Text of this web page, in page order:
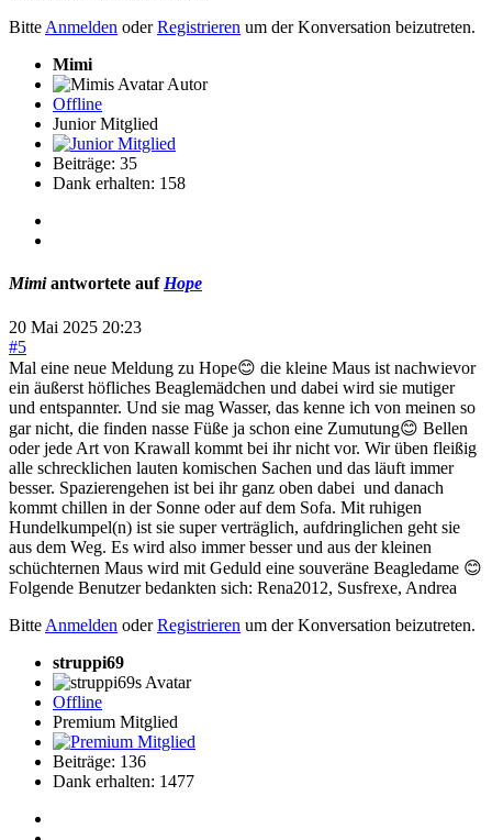
Bitte Anmelden oderRegistrieren um der Konversation beizutreten.
Mimi
Autor
Offline
Junior Mitglied
Beiträge: 35
Dank erhalten: 158
Mimiantwortete auf Hope
20 Mai 2025 20:23
#5
Mal eine neue Meldung zu Hope😊 die kleine Maus ist nachwievor
ein äußerst höfliches Beaglemädchen und dabei wird sie mutiger
und entspannter. Und sie mag Wasser, das kenne ich von meinen so
gar nicht, die finden nasse Füße ja schon eine Zumutung😊 Bellen
oder jede Art von Krawall kommt bei ihr nicht vor. Wir üben fleißig
alle schrecklichen lauten komischen Sachen und das läuft immer
besser. Spazierengehen ist bei ihr ganz oben dabei und danach
kommt chillen in der Sonne oder auf dem Sofa. Mit ruhigen
Hundelkumpel(n) ist sie super verträglich, aufdringlichen geht sie
aus dem Weg. Es wird also immer besser und aus der kleinen
schüchternen Maus wird mit Geduld eine souveräne Beagledame 😊
Folgende Benutzer bedankten sich: Rena2012, Susfrexe, Andrea
Bitte Anmelden oderRegistrieren um der Konversation beizutreten.
struppi69
Offline
Premium Mitglied
Beiträge: 136
Dank erhalten: 1477